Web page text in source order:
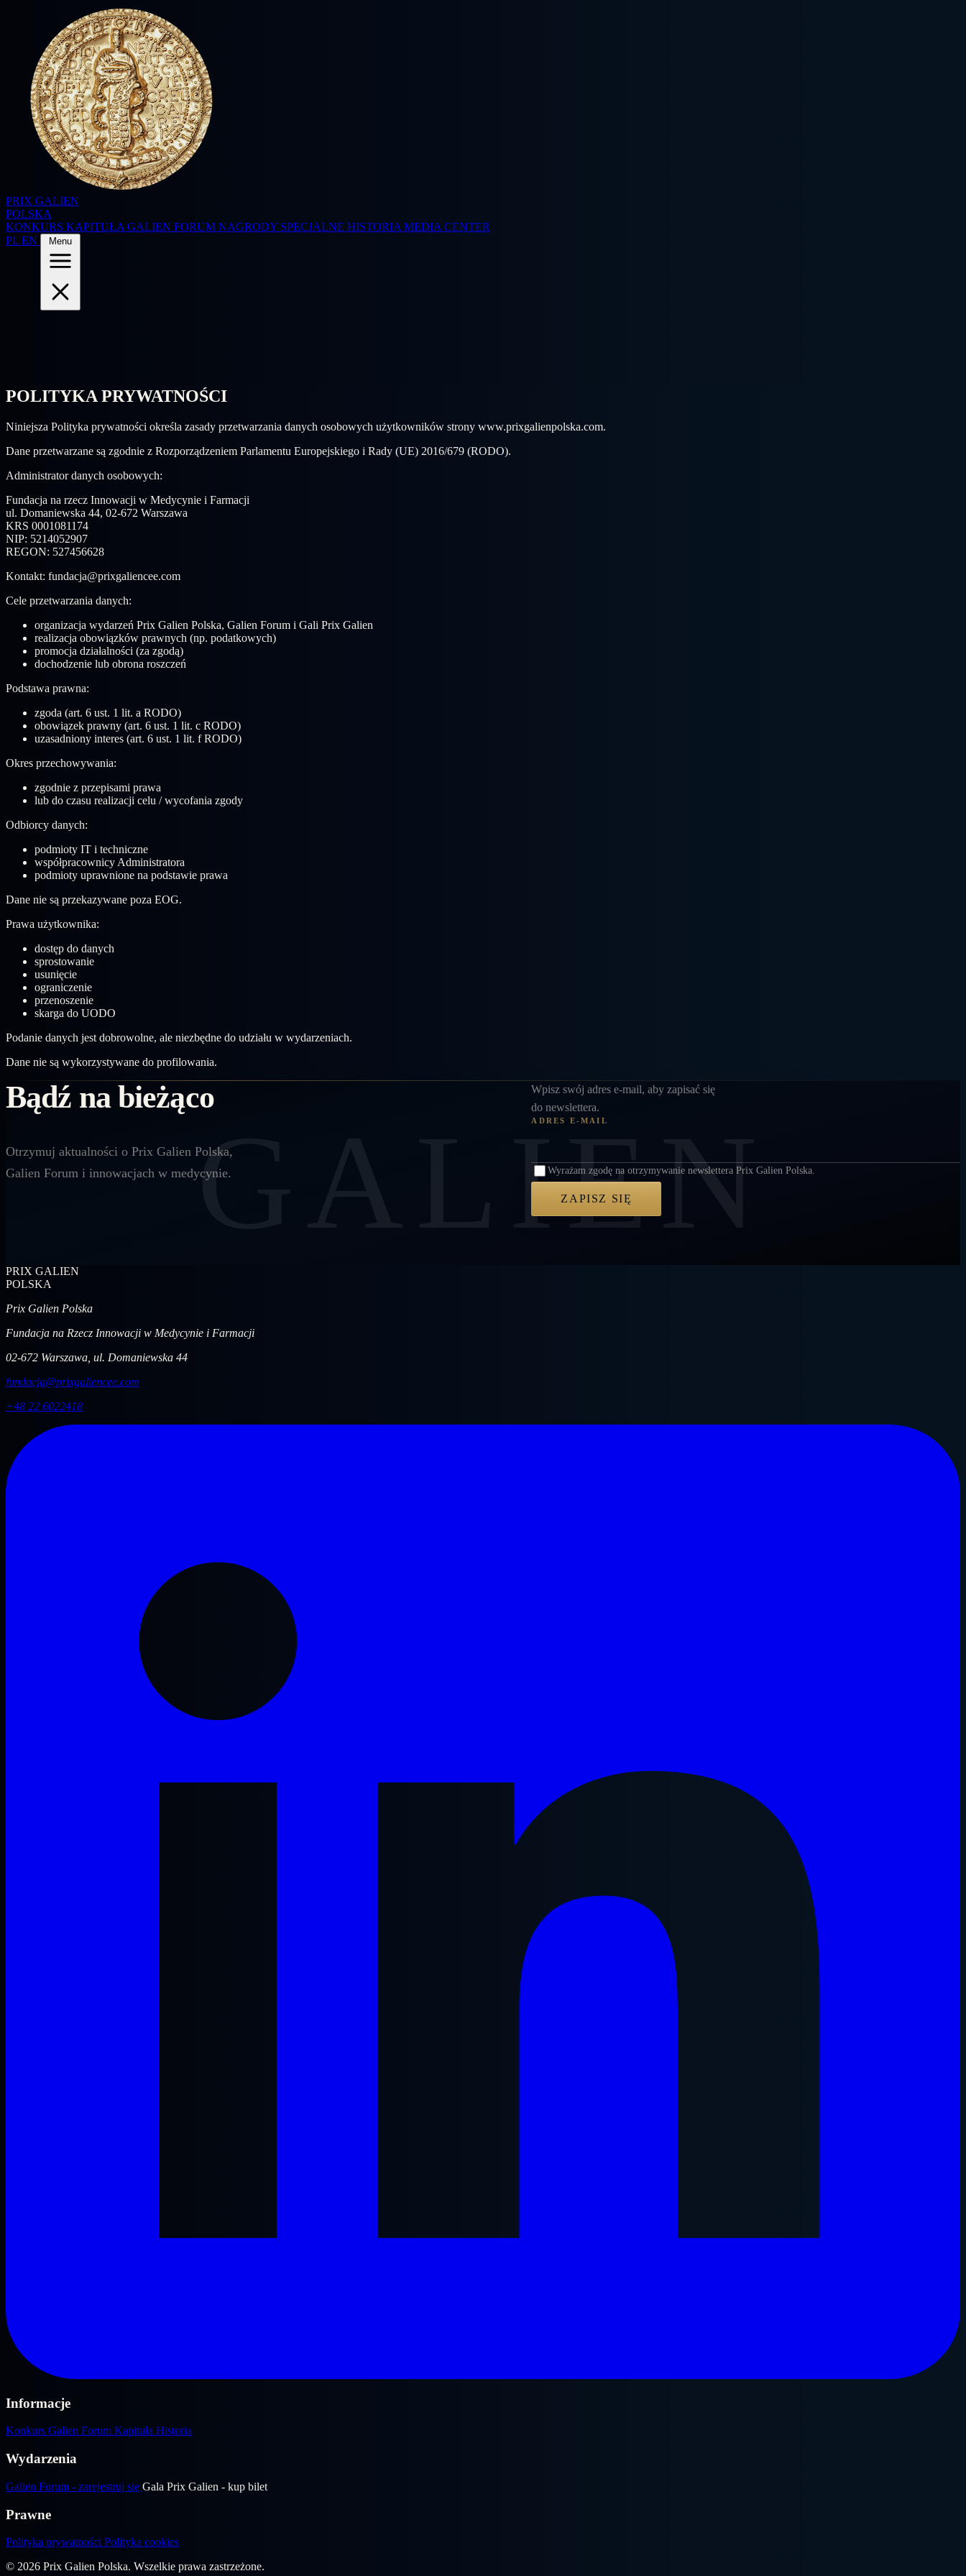
PRIX GALIEN
POLSKA
KONKURS KAPITUŁA GALIEN FORUM NAGRODY SPECJALNE HISTORIA MEDIA CENTER
PL EN Menu
POLITYKA PRYWATNOŚCI
Niniejsza Polityka prywatności określa zasady przetwarzania danych osobowych użytkowników strony www.prixgalienpolska.com.
Dane przetwarzane są zgodnie z Rozporządzeniem Parlamentu Europejskiego i Rady (UE) 2016/679 (RODO).
Administrator danych osobowych:
Fundacja na rzecz Innowacji w Medycynie i Farmacji
ul. Domaniewska 44, 02-672 Warszawa
KRS 0001081174
NIP: 5214052907
REGON: 527456628
Kontakt: fundacja@prixgaliencee.com
Cele przetwarzania danych:
organizacja wydarzeń Prix Galien Polska, Galien Forum i Gali Prix Galien
realizacja obowiązków prawnych (np. podatkowych)
promocja działalności (za zgodą)
dochodzenie lub obrona roszczeń
Podstawa prawna:
zgoda (art. 6 ust. 1 lit. a RODO)
obowiązek prawny (art. 6 ust. 1 lit. c RODO)
uzasadniony interes (art. 6 ust. 1 lit. f RODO)
Okres przechowywania:
zgodnie z przepisami prawa
lub do czasu realizacji celu / wycofania zgody
Odbiorcy danych:
podmioty IT i techniczne
współpracownicy Administratora
podmioty uprawnione na podstawie prawa
Dane nie są przekazywane poza EOG.
Prawa użytkownika:
dostęp do danych
sprostowanie
usunięcie
ograniczenie
przenoszenie
skarga do UODO
Podanie danych jest dobrowolne, ale niezbędne do udziału w wydarzeniach.
Dane nie są wykorzystywane do profilowania.
GALIEN
Bądź na bieżąco
Otrzymuj aktualności o Prix Galien Polska,
Galien Forum i innowacjach w medycynie.
Wpisz swój adres e-mail, aby zapisać się
do newslettera.
Pozostaw puste
ADRES E-MAIL
Wyrażam zgodę na otrzymywanie newslettera Prix Galien Polska.
ZAPISZ SIĘ
PRIX GALIEN
POLSKA
Prix Galien Polska
Fundacja na Rzecz Innowacji w Medycynie i Farmacji
02-672 Warszawa, ul. Domaniewska 44
fundacja@prixgaliencee.com
+48 22 6022418
Informacje
Konkurs Galien Forum Kapituła Historia
Wydarzenia
Galien Forum - zarejestruj się Gala Prix Galien - kup bilet
Prawne
Polityka prywatności Polityka cookies
© 2026 Prix Galien Polska. Wszelkie prawa zastrzeżone.